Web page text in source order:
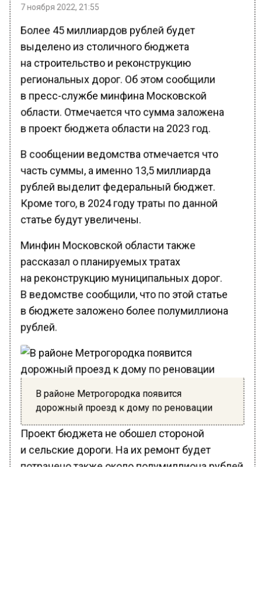
Более 45 миллиардов рублей будет
выделено из столичного бюджета
на строительство и реконструкцию
региональных дорог. Об этом сообщили
в пресс-службе минфина Московской
области. Отмечается что сумма заложена
в проект бюджета области на 2023 год.
В сообщении ведомства отмечается что
часть суммы, а именно 13,5 миллиарда
рублей выделит федеральный бюджет.
Кроме того, в 2024 году траты по данной
статье будут увеличены.
Минфин Московской области также
рассказал о планируемых тратах
на реконструкцию муниципальных дорог.
В ведомстве сообщили, что по этой статье
в бюджете заложено более полумиллиона
рублей.
В районе Метрогородка появится
дорожный проезд к дому по реновации
Проект бюджета не обошел стороной
и сельские дороги. На их ремонт будет
потрачено также около полумиллиона рублей